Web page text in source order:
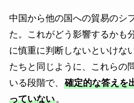
中国から他の国への貿易のシ
た。これがどう影響するかも
に慎重に判断しないといけな
たちと同じように、これらの
いる段階で、 確定的な答えを
っていない。